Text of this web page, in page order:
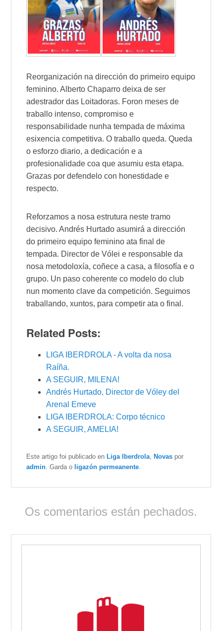
Reorganización na dirección do primeiro equipo
feminino. Alberto Chaparro deixa de ser
adestrador das Loitadoras. Foron meses de
traballo intenso, compromiso e
responsabilidade nunha tempada de máxima
esixencia competitiva. O traballo queda. Queda
o esforzo diario, a dedicación e a
profesionalidade coa que asumiu esta etapa.
Grazas por defendelo con honestidade e
respecto.
Reforzamos a nosa estrutura neste tramo
decisivo. Andrés Hurtado asumirá a dirección
do primeiro equipo feminino ata final de
tempada. Director de Vólei e responsable da
nosa metodoloxía, coñece a casa, a filosofía e o
grupo. Un paso coherente co modelo do club
nun momento clave da competición. Seguimos
traballando, xuntos, para competir ata o final.
Related Posts:
LIGA IBERDROLA - A volta da nosa
Raíña.
A SEGUIR, MILENA!
Andrés Hurtado, Director de Vóley del
Arenal Emeve
LIGA IBERDROLA: Corpo técnico
A SEGUIR, AMELIA!
Este artigo foi publicado en Liga Iberdrola, Novas por
admin. Garda o ligazón permeanente.
Os comentarios están pechados.